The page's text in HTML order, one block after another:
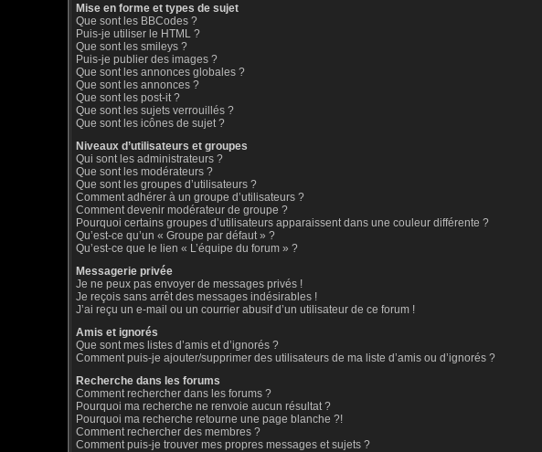
Mise en forme et types de sujet
Que sont les BBCodes ?
Puis-je utiliser le HTML ?
Que sont les smileys ?
Puis-je publier des images ?
Que sont les annonces globales ?
Que sont les annonces ?
Que sont les post-it ?
Que sont les sujets verrouillés ?
Que sont les icônes de sujet ?
Niveaux d’utilisateurs et groupes
Qui sont les administrateurs ?
Que sont les modérateurs ?
Que sont les groupes d’utilisateurs ?
Comment adhérer à un groupe d’utilisateurs ?
Comment devenir modérateur de groupe ?
Pourquoi certains groupes d’utilisateurs apparaissent dans une couleur différente ?
Qu’est-ce qu’un « Groupe par défaut » ?
Qu’est-ce que le lien « L’équipe du forum » ?
Messagerie privée
Je ne peux pas envoyer de messages privés !
Je reçois sans arrêt des messages indésirables !
J’ai reçu un e-mail ou un courrier abusif d’un utilisateur de ce forum !
Amis et ignorés
Que sont mes listes d’amis et d’ignorés ?
Comment puis-je ajouter/supprimer des utilisateurs de ma liste d’amis ou d’ignorés ?
Recherche dans les forums
Comment rechercher dans les forums ?
Pourquoi ma recherche ne renvoie aucun résultat ?
Pourquoi ma recherche retourne une page blanche ?!
Comment rechercher des membres ?
Comment puis-je trouver mes propres messages et sujets ?